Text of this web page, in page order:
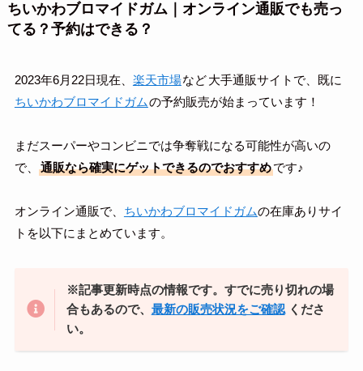
ちいかわブロマイドガム｜オンライン通販でも売っ
てる？予約はできる？
2023年6月22日現在、 楽天市場など大手通販サイトで、既に
ちいかわブロマイドガムの予約販売が始まっています！
まだスーパーやコンビニでは争奪戦になる可能性が高いの
で、
通販なら確実にゲットできるのでおすすめです♪
オンライン通販で、 ちいかわブロマイドガムの在庫ありサイ
トを以下にまとめています。
※記事更新時点の情報です。すでに売り切れの場
合もあるので、 最新の販売状況をご確認 くださ
い。